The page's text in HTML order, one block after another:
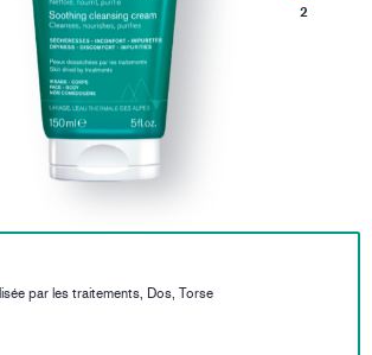
2
par les traitements, Dos, Torse